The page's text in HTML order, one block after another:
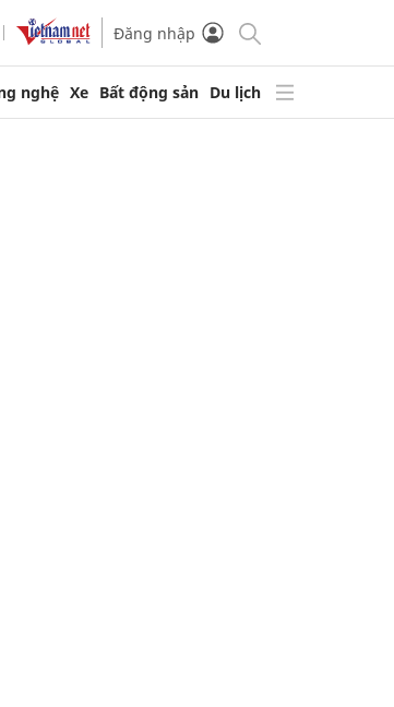
Đăng nhập
nghệ Xe Bất động sản Du lịch